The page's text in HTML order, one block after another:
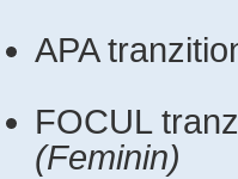
APA
FOCUL
(Feminin)